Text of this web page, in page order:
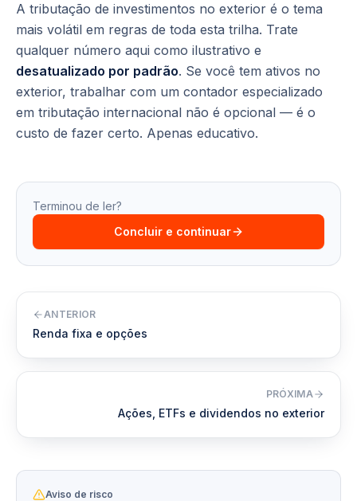
A tributação de investimentos no exterior é o tema
mais volátil em regras de toda esta trilha. Trate
qualquer número aqui como ilustrativo e
desatualizado por padrão. Se você tem ativos no
exterior, trabalhar com um contador especializado
em tributação internacional não é opcional — é o
custo de fazer certo. Apenas educativo.
Terminou de ler?
Concluir e continuar
ANTERIOR
Renda fixa e opções
PRÓXIMA
Ações, ETFs e dividendos no exterior
Aviso de risco